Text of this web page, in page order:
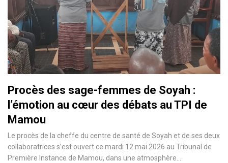
Procès des sage-femmes de Soyah :
l’émotion au cœur des débats au TPI de
Mamou
Le procès de la cheffe du centre de santé de Soyah et de ses deux
collaboratrices s’est ouvert ce mardi 12 mai 2026 au Tribunal de
Première Instance de Mamou, dans une atmosphère…